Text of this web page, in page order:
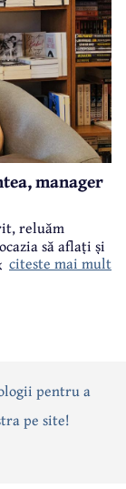
manager
reluăm
să aflați și
din Câmpina.
citeste mai mult
Interviuri
pentru a
pe site!